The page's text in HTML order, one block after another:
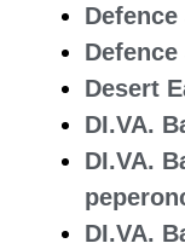
Desert
DI.VA.
DI.VA.
DI.VA.